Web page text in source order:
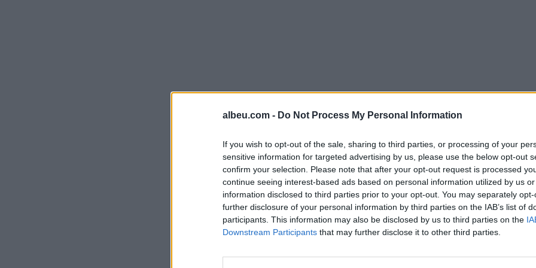
albeu.com - Do Not Process My Personal Information
If you wish to opt-out of the sale, sharing to third parties, or processing of your
sensitive information for targeted advertising by us, please use the below opt-out
confirm your selection. Please note that after your opt-out request is processed
continue seeing interest-based ads based on personal information utilized by us
information disclosed to third parties prior to your opt-out. You may separately
further disclosure of your personal information by third parties on the IAB’s list of
participants. This information may also be disclosed by us to third parties on the
Downstream Participants that may further disclose it to other third parties.